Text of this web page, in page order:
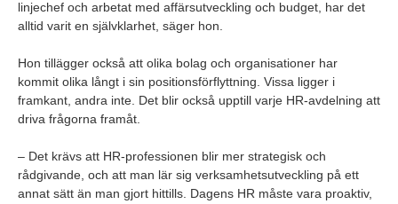
linjechef och arbetat med affärsutveckling och budget, har det
alltid varit en självklarhet, säger hon.
Hon tillägger också att olika bolag och organisationer har
kommit olika långt i sin positionsförflyttning. Vissa ligger i
framkant, andra inte. Det blir också upptill varje HR-avdelning att
driva frågorna framåt.
– Det krävs att HR-professionen blir mer strategisk och
rådgivande, och att man lär sig verksamhetsutveckling på ett
annat sätt än man gjort hittills. Dagens HR måste vara proaktiv,